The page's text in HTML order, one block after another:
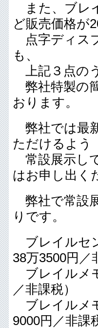
また、ブレ
ど販売価格が
点字ディス
も、
上記３点の
弊社特製の
おります。
弊社では最
ただけるよう
常設展示し
はお申し出く
弊社で常設
りです。
ブレイルセ
38万3500円
ブレイルメ
／非課税）
ブレイルメ
9000円／非